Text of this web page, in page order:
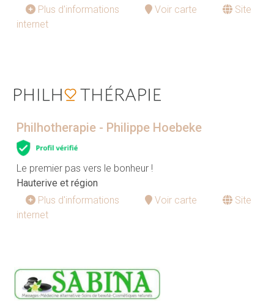
Plus d'informations
Voir carte
Site
internet
Philhotherapie - Philippe Hoebeke
Le premier pas vers le bonheur !
Hauterive et région
Plus d'informations
Voir carte
Site
internet